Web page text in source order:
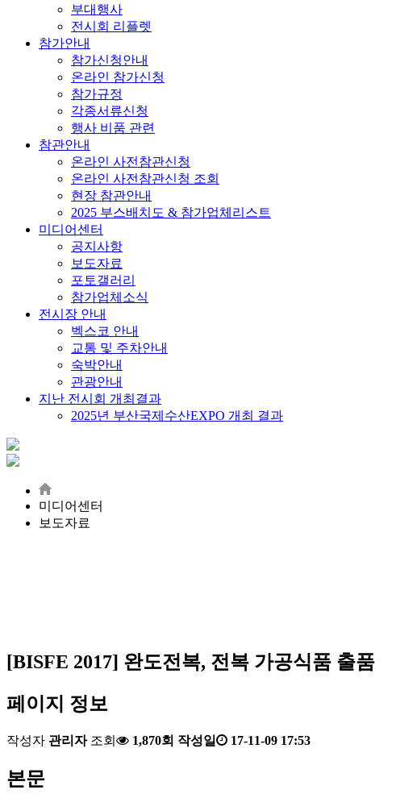
부대행사
전시회 리플렛
참가안내
참가신청안내
온라인 참가신청
참가규정
각종서류신청
행사 비품 관련
참관안내
온라인 사전참관신청
온라인 사전참관신청 조회
현장 참관안내
2025 부스배치도 & 참가업체리스트
미디어센터
공지사항
보도자료
포토갤러리
참가업체소식
전시장 안내
벡스코 안내
교통 및 주차안내
숙박안내
관광안내
지난 전시회 개최결과
2025년 부산국제수산EXPO 개최 결과
미디어센터
보도자료
[BISFE 2017] 완도전복, 전복 가공식품 출품
페이지 정보
작성자 관리자 조회 1,870회 작성일 17-11-09 17:53
본문